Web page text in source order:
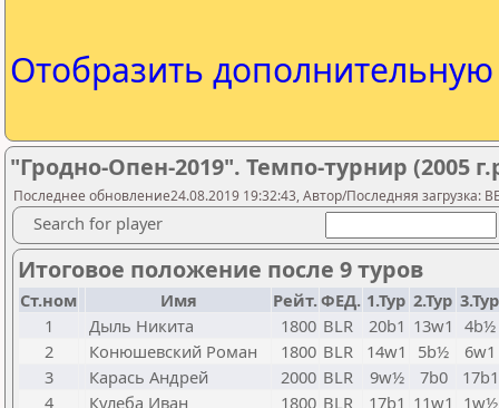
Отобразить
"Гродно-Опен-2019". Темпо-турнир (2005
Последнее обновление24.08.2019 19:32:43, Автор/Последняя загрузка:
Search for player
Итоговое положение после 9 туров
Ст.ном Имя Рейт.ФЕД. 1.Тур 2.Тур 3.Тур
1
Дыль Никита 1800 BLR 20b1 13w1 4b½
2
Конюшевский Роман 1800 BLR 14w1 5b½
6w1
3
Карась Андрей 2000 BLR 9w½ 7b0
17b1
4
Кулеба Иван 1800 BLR 17b1 11w1 1w½